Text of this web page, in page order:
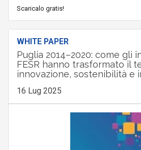
Scaricalo gratis!
WHITE PAPER
Puglia 2014–2020: come gli
FESR hanno trasformato il
innovazione, sostenibilità e
16 Lug 2025